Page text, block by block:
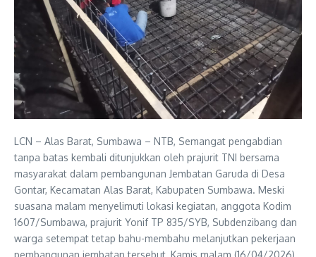
LCN – Alas Barat, Sumbawa – NTB, Semangat pengabdian
tanpa batas kembali ditunjukkan oleh prajurit TNI bersama
masyarakat dalam pembangunan Jembatan Garuda di Desa
Gontar, Kecamatan Alas Barat, Kabupaten Sumbawa. Meski
suasana malam menyelimuti lokasi kegiatan, anggota Kodim
1607/Sumbawa, prajurit Yonif TP 835/SYB, Subdenzibang dan
warga setempat tetap bahu-membahu melanjutkan pekerjaan
pembangunan jembatan tersebut, Kamis malam (16/04/2026).